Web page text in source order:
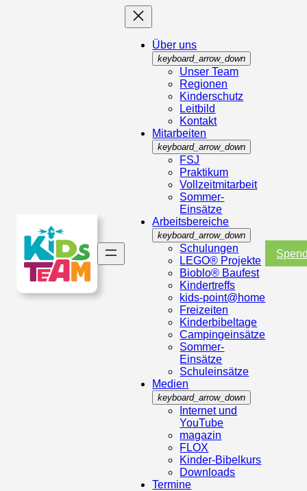
Über uns
keyboard_arrow_down
Unser Team
Regionen
Kinderschutz
Leitbild
Kontakt
Mitarbeiten
keyboard_arrow_down
FSJ
Praktikum
Vollzeitmitarbeit
Sommer-
Einsätze
Arbeitsbereiche
keyboard_arrow_down
Schulungen
LEGO® Projekte
Bioblo® Baufest
Kindertreffs
kids-point@home
Freizeiten
Kinderbibeltage
Campingeinsätze
Sommer-
Einsätze
Schuleinsätze
Medien
keyboard_arrow_down
Internet und
YouTube
magazin
FLOX
Kinder-Bibelkurs
Downloads
Termine